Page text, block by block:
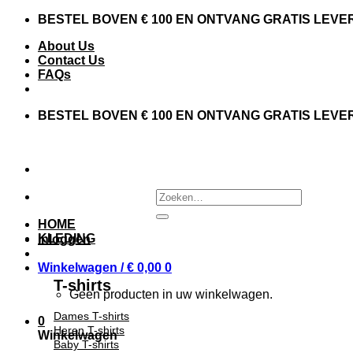
Skip
content
BESTEL BOVEN € 100 EN ONTVANG GRATIS
About Us
Contact Us
FAQs
BESTEL BOVEN € 100 EN ONTVANG GRATIS
Zoeken
naar:
Inloggen
Winkelwagen /€ 0,00 0
Geen producten in uw winkelwagen.
0
Winkelwagen
HOME
KLEDING
T-shirts
Dames T-shirts
Heren T-shirts
Baby T-shirts